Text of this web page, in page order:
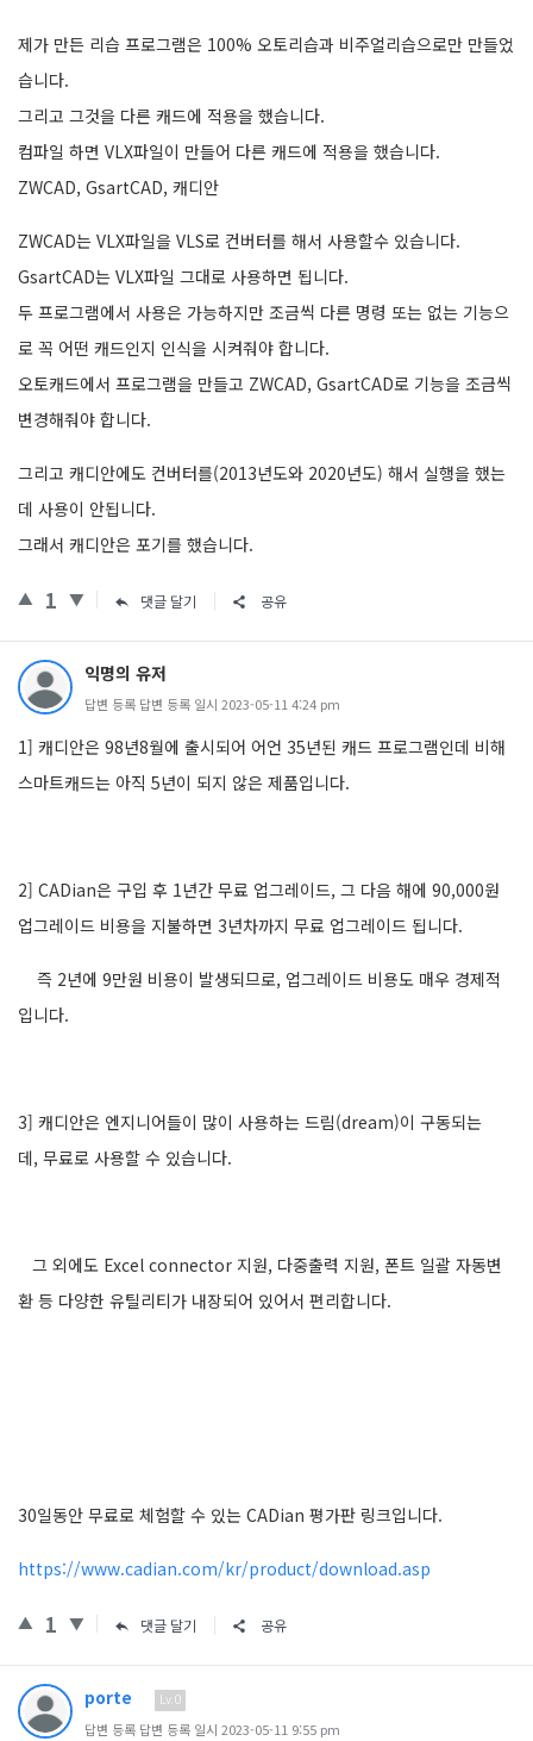
제가 만든 리습 프로그램은 100% 오토리습과 비주얼리습으로만 만들었
습니다.
그리고 그것을 다른 캐드에 적용을 했습니다.
컴파일 하면 VLX파일이 만들어 다른 캐드에 적용을 했습니다.
ZWCAD, GsartCAD, 캐디안
ZWCAD는 VLX파일을 VLS로 컨버터를 해서 사용할수 있습니다.
GsartCAD는 VLX파일 그대로 사용하면 됩니다.
두 프로그램에서 사용은 가능하지만 조금씩 다른 명령 또는 없는 기능으
로 꼭 어떤 캐드인지 인식을 시켜줘야 합니다.
오토캐드에서 프로그램을 만들고 ZWCAD, GsartCAD로 기능을 조금씩
변경해줘야 합니다.
그리고 캐디안에도 컨버터를(2013년도와 2020년도) 해서 실행을 했는
데 사용이 안됩니다.
그래서 캐디안은 포기를 했습니다.
1 댓글 달기 공유
익명의 유저
답변 등록 답변 등록 일시 2023-05-11 4:24 pm
1] 캐디안은 98년8월에 출시되어 어언 35년된 캐드 프로그램인데 비해
스마트캐드는 아직 5년이 되지 않은 제품입니다.
2] CADian은 구입 후 1년간 무료 업그레이드, 그 다음 해에 90,000원
업그레이드 비용을 지불하면 3년차까지 무료 업그레이드 됩니다.
즉 2년에 9만원 비용이 발생되므로, 업그레이드 비용도 매우 경제적
입니다.
3] 캐디안은 엔지니어들이 많이 사용하는 드림(dream)이 구동되는
데, 무료로 사용할 수 있습니다.
그 외에도 Excel connector 지원, 다중출력 지원, 폰트 일괄 자동변
환 등 다양한 유틸리티가 내장되어 있어서 편리합니다.
30일동안 무료로 체험할 수 있는 CADian 평가판 링크입니다.
https://www.cadian.com/kr/product/download.asp
1 댓글 달기 공유
porte Lv.0
답변 등록 답변 등록 일시 2023-05-11 9:55 pm